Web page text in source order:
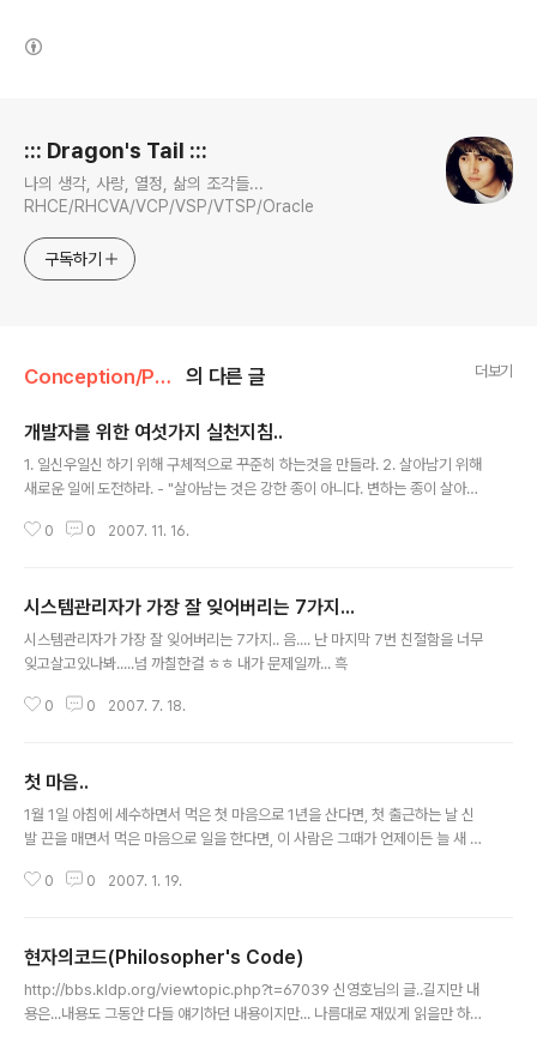
::: Dragon's Tail :::
나의 생각, 사랑, 열정, 삶의 조각들...
RHCE/RHCVA/VCP/VSP/VTSP/Oracle
구독하기
Conception/Philosophy 의 다른 글 더보기
개발자를 위한 여섯가지 실천지침..
1. 일신우일신 하기 위해 구체적으로 꾸준히 하는것을 만들라. 2. 살아남기 위해
새로운 일에 도전하라. - "살아남는 것은 강한 종이 아니다. 변하는 종이 살아남
은 단순한 느낌이나 어디선가 들은 얘기는 언급하지 않는다. - 가능한 구체적으
하라. -= 출처 : 월간 마이크로소프트 11월호 =- 개발자는 아니지만 뭐.........캭
0 0 2007. 11. 16.
시스템관리자가 가장 잘 잊어버리는 7가지...
시스템관리자가 가장 잘 잊어버리는 7가지.. 음.... 난 마지막 7번 친절함을 너무
잊고살고있나봐.....넘 까칠한걸 ㅎㅎ 내가 문제일까... 흑
0 0 2007. 7. 18.
첫 마음..
1월 1일 아침에 세수하면서 먹은 첫 마음으로 1년을 산다면, 첫 출근하는 날 신
발 끈을 매면서 먹은 마음으로 일을 한다면, 이 사람은 그때가 언제이든 늘 새 마
- 정채봉 '내 가슴 속 램프' 중에서 - -----------------------------------
초심을 만나러 가보자.....
0 0 2007. 1. 19.
현자의코드(Philosopher's Code)
http://bbs.kldp.org/viewtopic.php?t=67039 신영호님의 글..길지만 내
용은...내용도 그동안 다들 얘기하던 내용이지만... 나름대로 재밌게 읽을만 하